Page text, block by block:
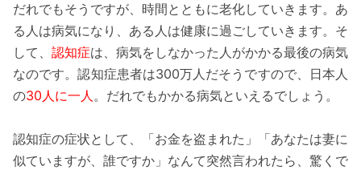
だれでもそうですが、時間とともに老化していきます。あ
る人は病気になり、ある人は健康に過ごしていきます。そ
して、 認知症は、病気をしなかった人がかかる最後の病気
なのです。認知症患者は300万人だそうですので、日本人
の30人に一人。だれでもかかる病気といえるでしょう。
認知症の症状として、「お金を盗まれた」「あなたは妻に
似ていますが、誰ですか」なんて突然言われたら、驚くで